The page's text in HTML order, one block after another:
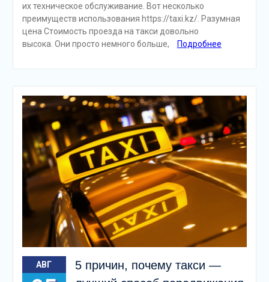
их техническое обслуживание. Вот несколько
преимуществ использования https://taxi.kz/. Разумная
цена Стоимость проезда на такси довольно
высока. Они просто немного больше,
Подробнее
АВГ
5 причин, почему такси —